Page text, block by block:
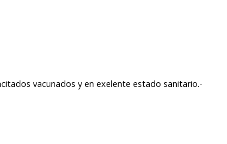
vacunados y en exelente estado sanitario.-